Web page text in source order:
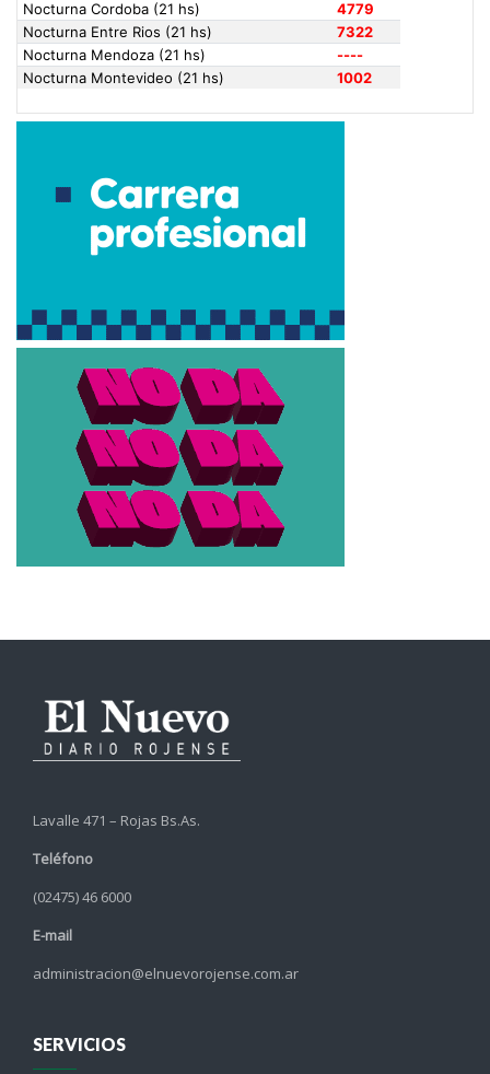
Lavalle 471 – Rojas Bs.As.
Teléfono
(02475) 46 6000
E-mail
administracion@elnuevorojense.com.ar
SERVICIOS